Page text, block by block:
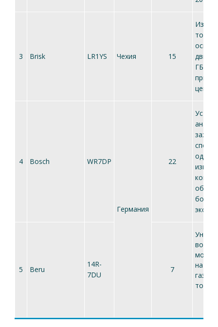
3 Brisk LR1YS Чехия 15
ГБО,
цена
4 Bosch WR7DP
Германия
22
5 Beru
14R-
7DU
7
могут
на